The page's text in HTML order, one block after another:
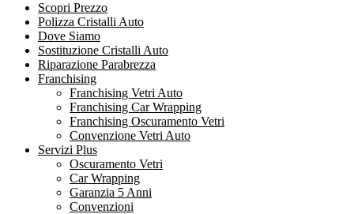
Scopri Prezzo
Polizza Cristalli Auto
Dove Siamo
Sostituzione Cristalli Auto
Riparazione Parabrezza
Franchising
Franchising Vetri Auto
Franchising Car Wrapping
Franchising Oscuramento Vetri
Convenzione Vetri Auto
Servizi Plus
Oscuramento Vetri
Car Wrapping
Garanzia 5 Anni
Convenzioni